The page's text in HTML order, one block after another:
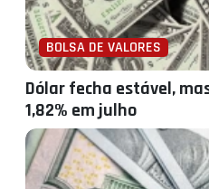
BOLSA DE VALORES
Dólar fecha estável,
1,82% em julho